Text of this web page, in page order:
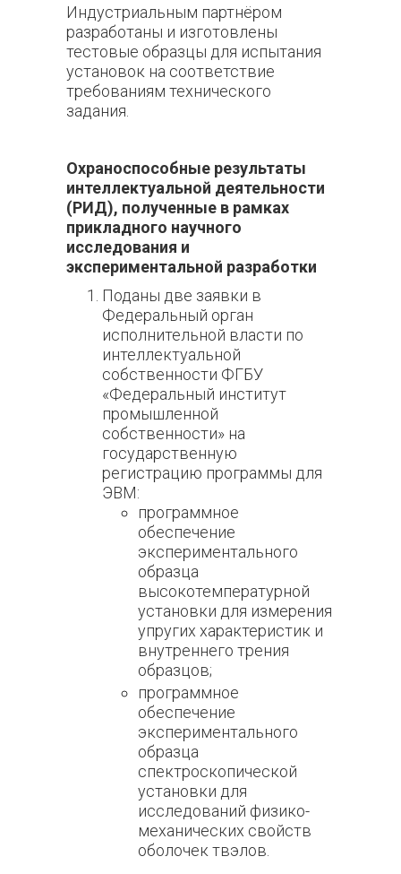
Индустриальным партнёром
разработаны и изготовлены
тестовые образцы для испытания
установок на соответствие
требованиям технического
задания.
Охраноспособные результаты
интеллектуальной деятельности
(РИД), полученные в рамках
прикладного научного
исследования и
экспериментальной разработки
Поданы две заявки в
Федеральный орган
исполнительной власти по
интеллектуальной
собственности ФГБУ
«Федеральный институт
промышленной
собственности» на
государственную
регистрацию программы для
ЭВМ:
программное
обеспечение
экспериментального
образца
высокотемпературной
установки для измерения
упругих характеристик и
внутреннего трения
образцов;
программное
обеспечение
экспериментального
образца
спектроскопической
установки для
исследований физико-
механических свойств
оболочек твэлов.